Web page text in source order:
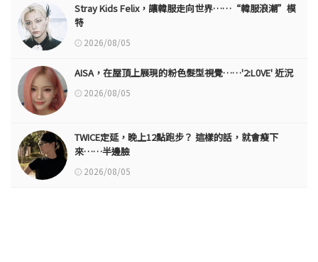
Stray Kids Felix，讓韓服走向世界……“韓服浪潮”模
特
2026/08/05
AISA，在屋頂上展現的粉色髮型視覺……'2:L0VE' 近況
2026/08/05
TWICE定延，晚上12點跑步？ 這樣的話，就會瘦下
來……半邊臉
2026/08/05